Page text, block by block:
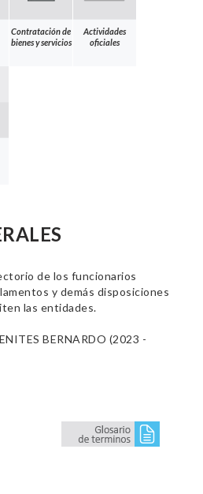
Contratación de
bienes y servicios
Actividades
oficiales
de los funcionarios
y demás disposiciones
las entidades.
BERNARDO (2023 -